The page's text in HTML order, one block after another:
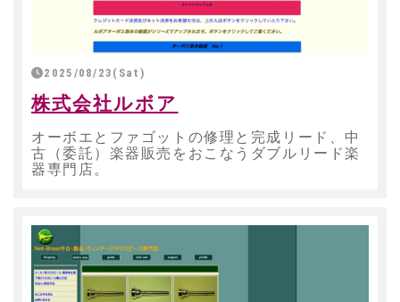
2025/08/23(Sat)
株式会社ルボア
オーボエとファゴットの修理と完成リード、中
古（委託）楽器販売をおこなうダブルリード楽
器専門店。